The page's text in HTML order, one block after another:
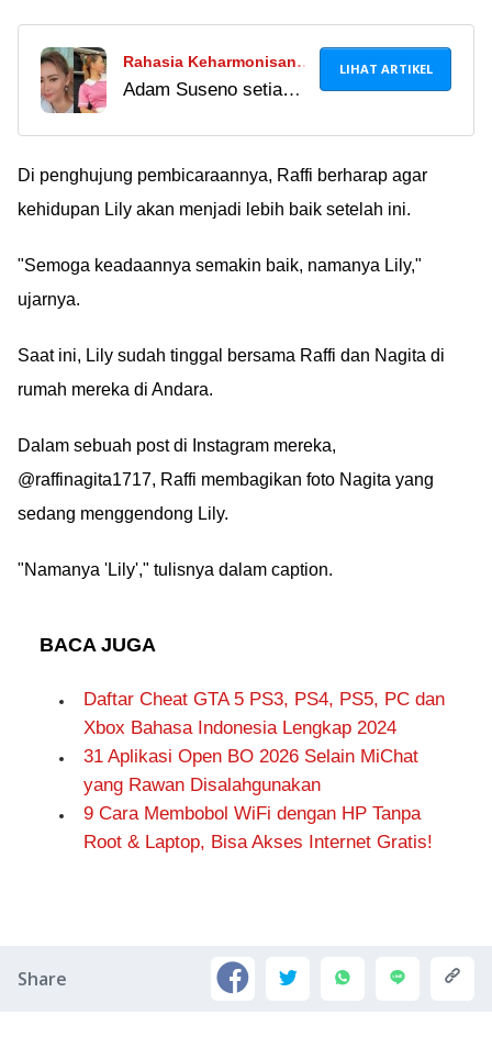
Rahasia Keharmonisan
Inul Daratista dan Adam
Adam Suseno setia
orangtuanya tidak
setuju. Bahkan dulu
uang ke Inul untuk beli
LIHAT ARTIKEL
Di penghujung pembicaraannya, Raffi berharap agar
kehidupan Lily akan menjadi lebih baik setelah ini.
"Semoga keadaannya semakin baik, namanya Lily,"
ujarnya.
Saat ini, Lily sudah tinggal bersama Raffi dan Nagita di
rumah mereka di Andara.
Dalam sebuah post di Instagram mereka,
@raffinagita1717, Raffi membagikan foto Nagita yang
sedang menggendong Lily.
"Namanya 'Lily'," tulisnya dalam caption.
BACA JUGA
Daftar Cheat GTA 5 PS3, PS4, PS5, PC dan
Xbox Bahasa Indonesia Lengkap 2024
31 Aplikasi Open BO 2026 Selain MiChat
yang Rawan Disalahgunakan
9 Cara Membobol WiFi dengan HP Tanpa
Root & Laptop, Bisa Akses Internet Gratis!
Share